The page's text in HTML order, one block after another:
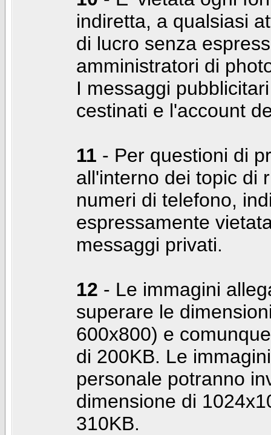
indiretta, a qualsiasi
di lucro senza
amministratori di
I messaggi
cestinati e l'account
11 - Per questioni di
all'interno dei topic di
numeri di telefono,
espressamente
messaggi privati.
12 - Le immagini
superare le
600x800) e
di 200KB. Le
personale potranno
dimensione di
310KB.